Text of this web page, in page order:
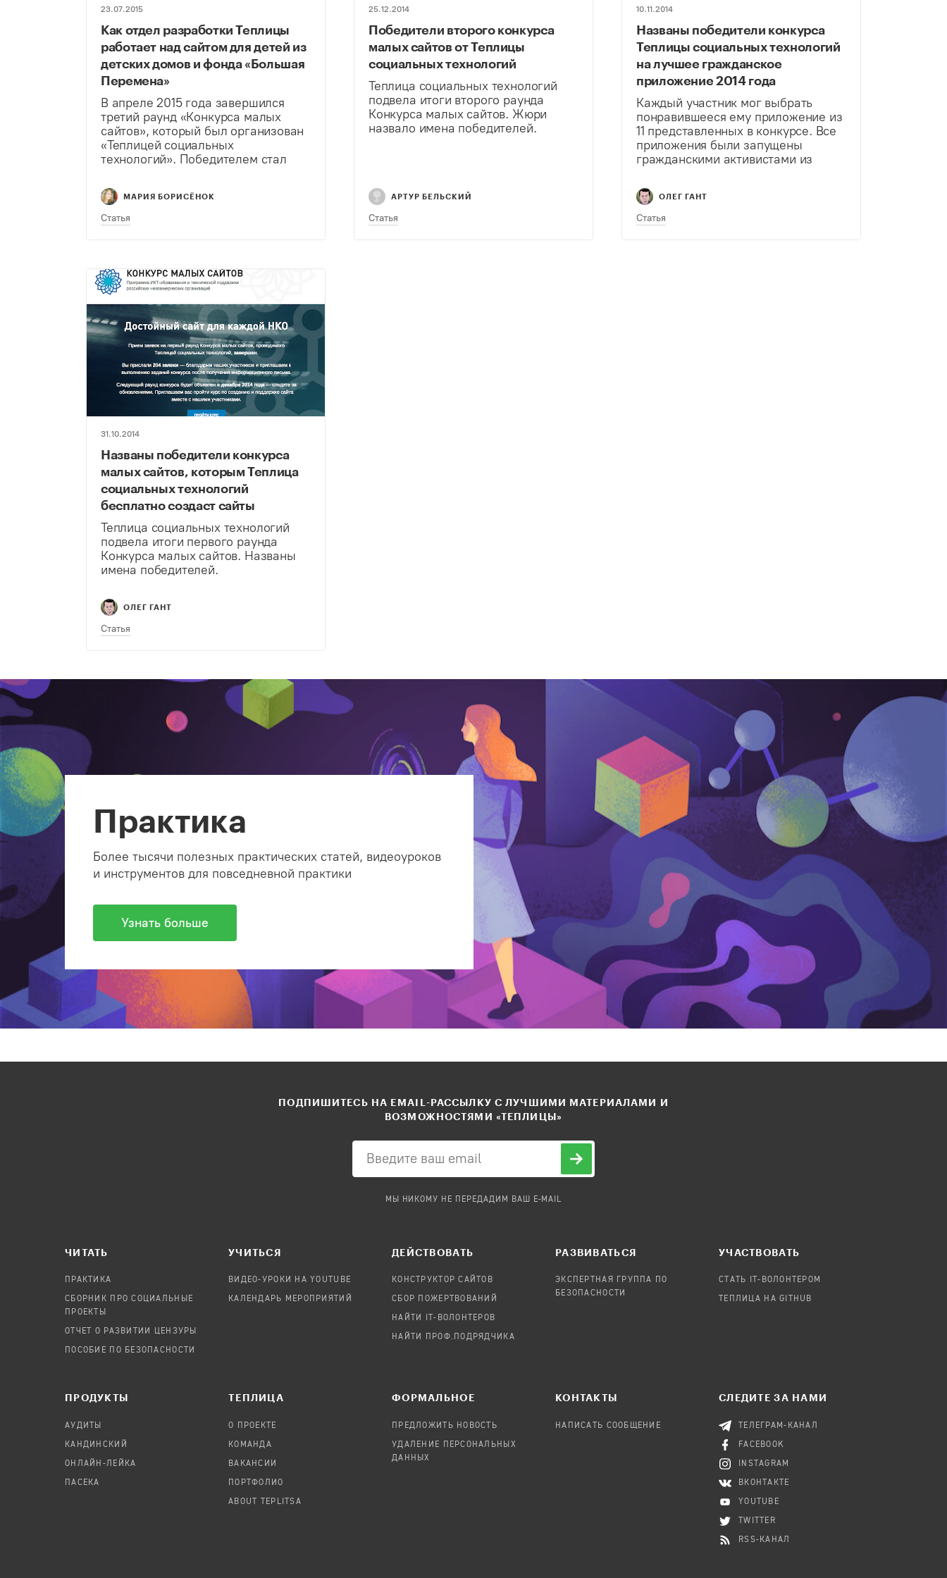
23.07.2015
Как отдел разработки Теплицы
работает над сайтом для детей из
детских домов и фонда «Большая
Перемена»
В апреле 2015 года завершился
третий раунд «Конкурса малых
сайтов», который был организован
«Теплицей социальных
технологий». Победителем стал
перемена». О том, как шла работа
над созданием нового сайта,
читайте в нашем материале.
МАРИЯ БОРИСЁНОК
Статья
25.12.2014
Победители второго конкурса
малых сайтов от Теплицы
социальных технологий
Теплица социальных технологий
подвела итоги второго раунда
Конкурса малых сайтов. Жюри
назвало имена победителей.
АРТУР БЕЛЬСКИЙ
Статья
10.11.2014
Названы победители конкурса
Теплицы социальных технологий
на лучшее гражданское
приложение 2014 года
Каждый участник мог выбрать
понравившееся ему приложение из
11 представленных в конкурсе. Все
приложения были запущены
гражданскими активистами из
Главное, что объединяет
приложения, участвовавшие в
конкурсе, – они делают жизнь
людей проще и лучше.
ОЛЕГ ГАНТ
Статья
31.10.2014
Названы победители конкурса
малых сайтов, которым Теплица
социальных технологий
бесплатно создаст сайты
Теплица социальных технологий
подвела итоги первого раунда
Конкурса малых сайтов. Названы
имена победителей.
ОЛЕГ ГАНТ
Статья
Практика
Более тысячи полезных практических статей, видеоуроков
и инструментов для повседневной практики
Узнать больше
ПОДПИШИТЕСЬ НА EMAIL-РАССЫЛКУ С ЛУЧШИМИ МАТЕРИАЛАМИ И
ВОЗМОЖНОСТЯМИ «ТЕПЛИЦЫ»
МЫ НИКОМУ НЕ ПЕРЕДАДИМ ВАШ E-MAIL
ЧИТАТЬ
ПРАКТИКА
СБОРНИК ПРО СОЦИАЛЬНЫЕ
ПРОЕКТЫ
ОТЧЕТ О РАЗВИТИИ ЦЕНЗУРЫ
ПОСОБИЕ ПО БЕЗОПАСНОСТИ
УЧИТЬСЯ
ВИДЕО-УРОКИ НА YOUTUBE
КАЛЕНДАРЬ МЕРОПРИЯТИЙ
ДЕЙСТВОВАТЬ
КОНСТРУКТОР САЙТОВ
СБОР ПОЖЕРТВОВАНИЙ
НАЙТИ IT-ВОЛОНТЕРОВ
НАЙТИ ПРОФ.ПОДРЯДЧИКА
РАЗВИВАТЬСЯ
ЭКСПЕРТНАЯ ГРУППА ПО
БЕЗОПАСНОСТИ
УЧАСТВОВАТЬ
СТАТЬ IT-ВОЛОНТЕРОМ
ТЕПЛИЦА НА GITHUB
ПРОДУКТЫ
АУДИТЫ
КАНДИНСКИЙ
ОНЛАЙН-ЛЕЙКА
ПАСЕКА
TЕПЛИЦА
О ПРОЕКТЕ
КОМАНДА
ВАКАНСИИ
ПОРТФОЛИО
ABOUT TEPLITSA
ФОРМАЛЬНОЕ
ПРЕДЛОЖИТЬ НОВОСТЬ
УДАЛЕНИЕ ПЕРСОНАЛЬНЫХ
ДАННЫХ
КОНТАКТЫ
НАПИСАТЬ СООБЩЕНИЕ
СЛЕДИТЕ ЗА НАМИ
ТЕЛЕГРАМ-КАНАЛ
FACEBOOK
INSTAGRAM
ВКОНТАКТЕ
YOUTUBE
TWITTER
RSS-КАНАЛ